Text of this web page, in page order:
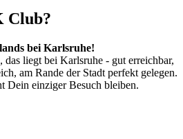
Club?
bei Karlsruhe!
das liegt bei Karlsruhe - gut erreichbar,
am Rande der Stadt perfekt gelegen.
Dein einziger Besuch bleiben.